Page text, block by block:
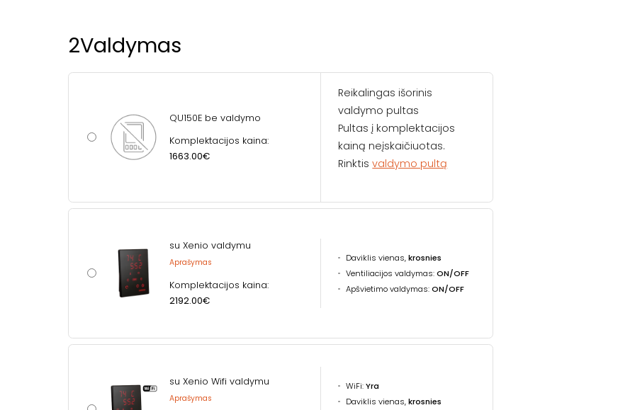
2Valdymas
QU150E be valdymo
Komplektacijos kaina:
1663.00€
Reikalingas išorinis
valdymo pultas
Pultas į komplektacijos
kainą neįskaičiuotas.
Rinktisvaldymo pultą
su Xenio valdymu
Aprašymas
Komplektacijos kaina:
2192.00€
Daviklis vienas,krosnies
Ventiliacijos valdymas:ON/OFF
Apšvietimo valdymas:ON/OFF
su Xenio Wifi valdymu
Aprašymas
WiFi:Yra
Daviklis vienas,krosnies